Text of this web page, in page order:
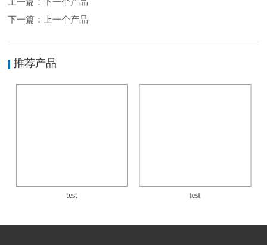
上一篇：下一个产品
下一篇：上一个产品
推荐产品
test test